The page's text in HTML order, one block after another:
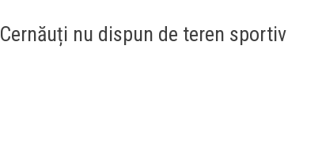
nu dispun de teren sportiv